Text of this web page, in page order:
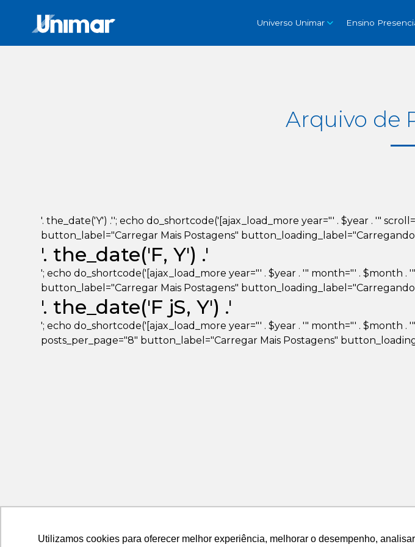
Utilizamos cookies para oferecer melhor experiência, melhorar o desempenho,
Universo Unimar Ensino
Arquivo de
'. the_date('Y') .''; echo do_shortcode('[ajax_load_more year="' . $year . '"
button_label="Carregar Mais Postagens"
'. the_date('F, Y') .'
'; echo do_shortcode('[ajax_load_more year="' . $year . '" month="' . $month
button_label="Carregar Mais Postagens"
'. the_date('F jS, Y') .'
'; echo do_shortcode('[ajax_load_more year="' . $year . '" month="' . $month .
posts_per_page="8" button_label="Carregar Mais Postagens"